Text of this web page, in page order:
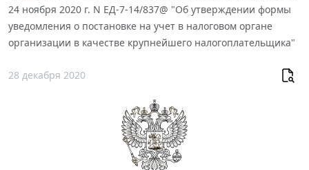
24 ноября 2020 г. N ЕД-7-14/837@ "Об утверждении формы
уведомления о постановке на учет в налоговом органе
организации в качестве крупнейшего налогоплательщика"
28 декабря 2020